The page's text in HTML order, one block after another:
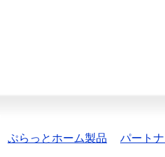
ぷらっとホーム製品 パート